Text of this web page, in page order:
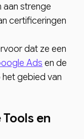
strenge
certificeringen
dat ze een
Ads en de
gebied van
en